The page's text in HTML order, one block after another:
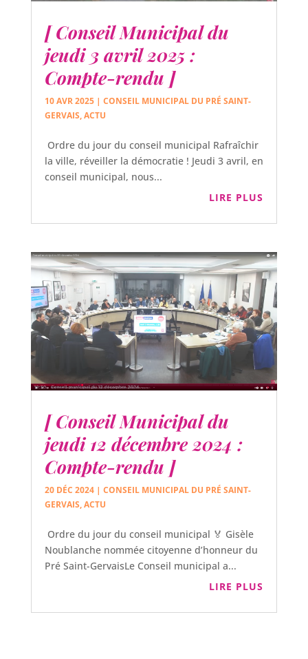
[ Conseil Municipal du
jeudi 3 avril 2025 :
Compte-rendu ]
10 AVR 2025| CONSEIL MUNICIPAL DU PRÉ SAINT-
GERVAIS,ACTU
Ordre du jour du conseil municipal Rafraîchir
la ville, réveiller la démocratie ! Jeudi 3 avril, en
conseil municipal, nous...
LIRE PLUS
[ Conseil Municipal du
jeudi 12 décembre 2024 :
Compte-rendu ]
20 DÉC 2024| CONSEIL MUNICIPAL DU PRÉ SAINT-
GERVAIS,ACTU
Ordre du jour du conseil municipal 🏅 Gisèle
Noublanche nommée citoyenne d’honneur du
Pré Saint-GervaisLe Conseil municipal a...
LIRE PLUS